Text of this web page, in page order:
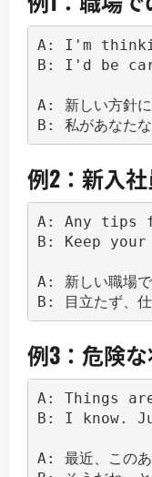
A: I'm
B: I'd be
A: 新しい方針に
例2：新入
A: Any tips
B: Keep
A: 新しい職場で
例3：危険
A: Things
B: I know.
A: 最近、このあ